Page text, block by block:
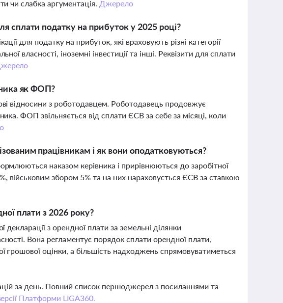
чи слабка аргументація. Джерело
сплати податку на прибуток у 2025 році?
для податку на прибуток, які враховують різні категорії
власності, іноземні інвестиції та інші. Реквізити для сплати
як ФОП?
відносини з роботодавцем. Роботодавець продовжує
ФОП звільняється від сплати ЄСВ за себе за місяці, коли
працівникам і як вони оподатковуються?
наказом керівника і прирівнюються до заробітної
збором 5% та на них нараховується ЄСВ за ставкою
плати з 2026 року?
з орендної плати за земельні ділянки
Вона регламентує порядок сплати орендної плати,
грошової оцінки, а більшість надходжень спрямовуватиметься
за день. Повний список першоджерел з посиланнями та
Платформи LIGA360.